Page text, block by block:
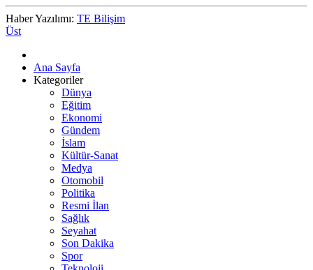
Haber Yazılımı: TE Bilişim
Üst
Ana Sayfa
Kategoriler
Dünya
Eğitim
Ekonomi
Gündem
İslam
Kültür-Sanat
Medya
Otomobil
Politika
Resmi İlan
Sağlık
Seyahat
Son Dakika
Spor